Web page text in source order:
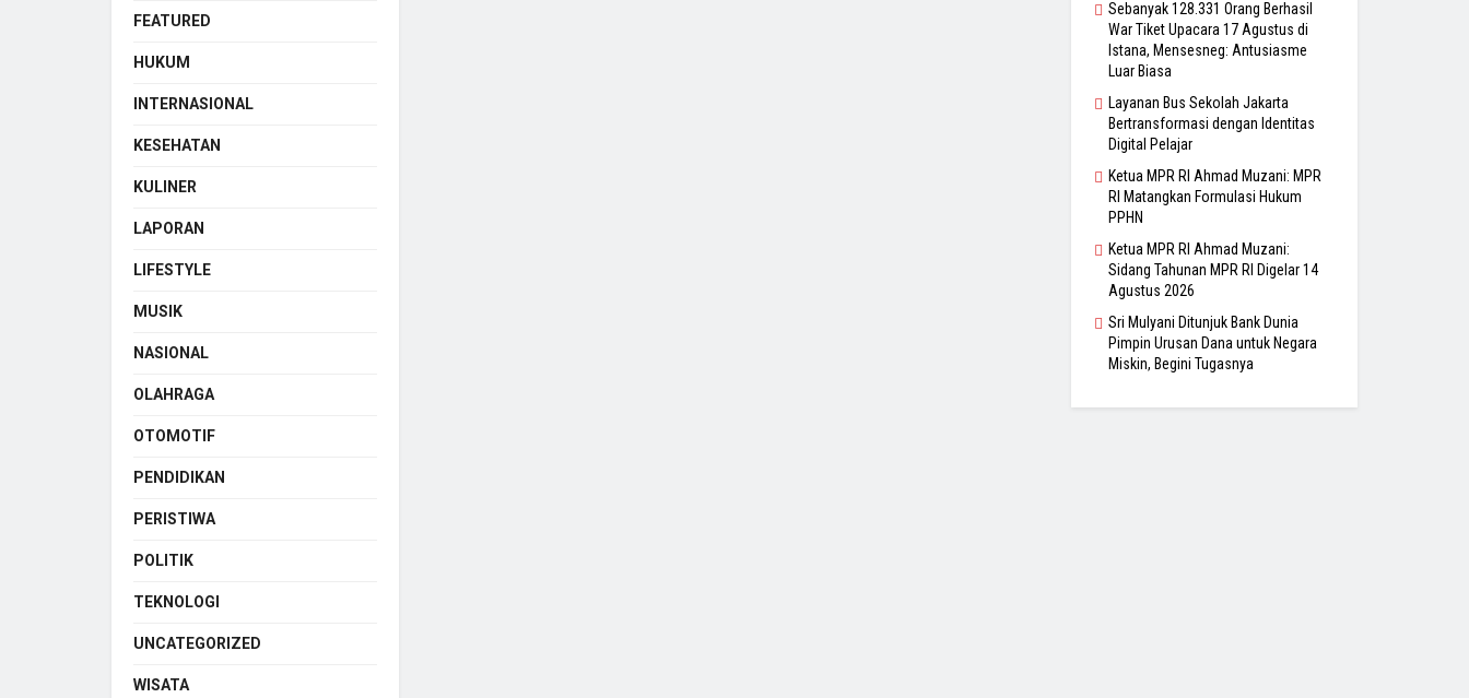
FEATURED
HUKUM
INTERNASIONAL
KESEHATAN
KULINER
LAPORAN
LIFESTYLE
MUSIK
NASIONAL
OLAHRAGA
OTOMOTIF
PENDIDIKAN
PERISTIWA
POLITIK
TEKNOLOGI
UNCATEGORIZED
WISATA
Sebanyak 128.331 Orang Berhasil
War Tiket Upacara 17 Agustus di
Istana, Mensesneg: Antusiasme
Luar Biasa
Layanan Bus Sekolah Jakarta
Bertransformasi dengan Identitas
Digital Pelajar
Ketua MPR RI Ahmad Muzani: MPR
RI Matangkan Formulasi Hukum
PPHN
Ketua MPR RI Ahmad Muzani:
Sidang Tahunan MPR RI Digelar 14
Agustus 2026
Sri Mulyani Ditunjuk Bank Dunia
Pimpin Urusan Dana untuk Negara
Miskin, Begini Tugasnya